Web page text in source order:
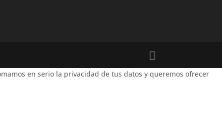
en serio la privacidad de tus datos y queremos ofrecer